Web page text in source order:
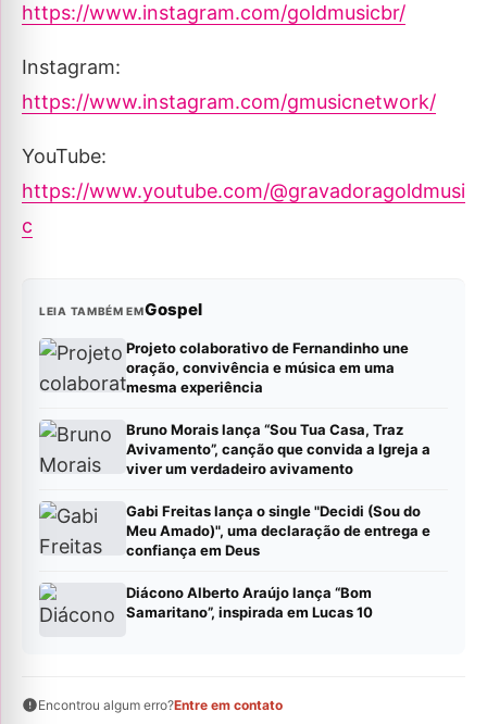
https://www.instagram.com/goldmusicbr/
Instagram:
https://www.instagram.com/gmusicnetwork/
YouTube:
https://www.youtube.com/@gravadoragoldmusi
c
LEIA TAMBÉM EMGospel
Projeto colaborativo de Fernandinho une
oração, convivência e música em uma
mesma experiência
Bruno Morais lança “Sou Tua Casa, Traz
Avivamento”, canção que convida a Igreja a
viver um verdadeiro avivamento
Gabi Freitas lança o single "Decidi (Sou do
Meu Amado)", uma declaração de entrega e
confiança em Deus
Diácono Alberto Araújo lança “Bom
Samaritano”, inspirada em Lucas 10
Encontrou algum erro?Entre em contato